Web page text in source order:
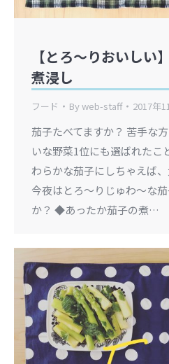
【とろ～りおいしい
煮浸し
フード Byweb-staff 2017年
茄子たべてますか？ 苦手な
いな野菜1位にも選ばれたこ
わらかな茄子にしちゃえば
今夜はとろ～りじゅわ～な
か？ ◆あったか茄子の煮…